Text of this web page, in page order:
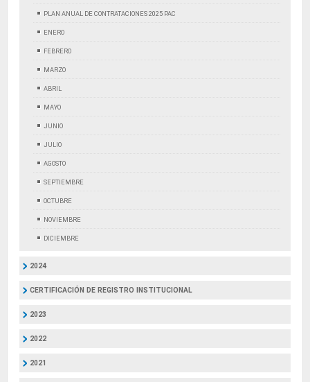
PLAN ANUAL DE CONTRATACIONES 2025 PAC
ENERO
FEBRERO
MARZO
ABRIL
MAYO
JUNIO
JULIO
AGOSTO
SEPTIEMBRE
OCTUBRE
NOVIEMBRE
DICIEMBRE
2024
CERTIFICACIÓN DE REGISTRO INSTITUCIONAL
2023
2022
2021